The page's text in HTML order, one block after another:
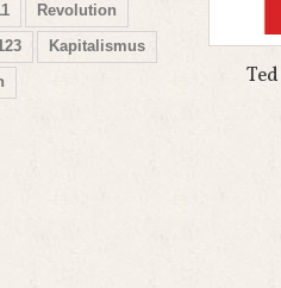
Revolution
Kapitalismus